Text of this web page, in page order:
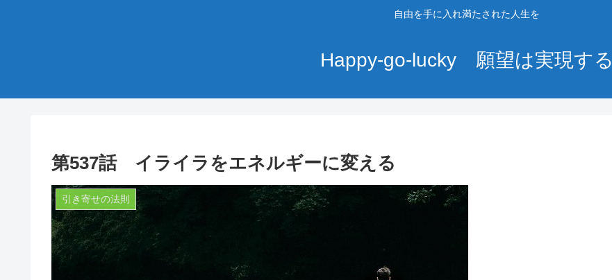
自由を手に入れ満たされた人生を
Happy-go-lucky 願望は実現する
第537話 イライラをエネルギーに変える
引き寄せの法則